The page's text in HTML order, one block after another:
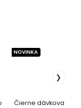
Čierne dávkovacie
NOVINKA